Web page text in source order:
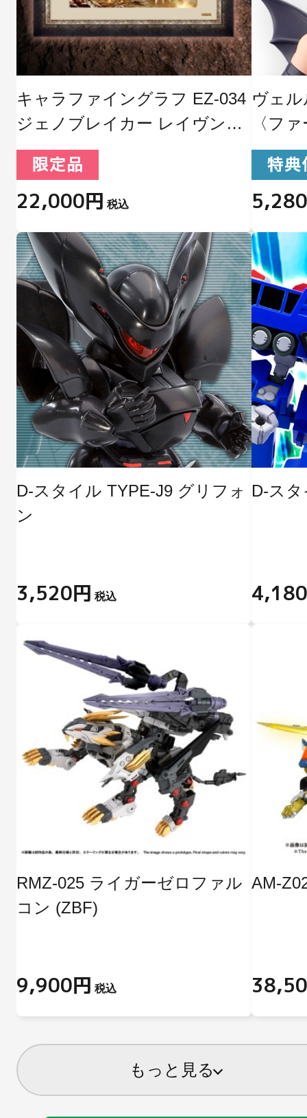
キャラファイングラフ EZ-034
ジェノブレイカー レイヴン仕
様
22,000円 税込
ヴェ
〈フ
D-スタイル TYPE-J9 グリフォ
ン
3,520円 税込
D-ス
RMZ-025 ライガーゼロファル
コン (ZBF)
9,900円 税込
AM-
もっと見る